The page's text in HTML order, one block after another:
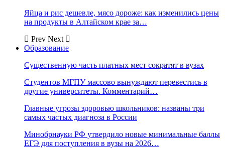
Яйца и рис дешевле, мясо дороже: как изменились цены
на продукты в Алтайском крае за…
Prev Next
Образование
Существенную часть платных мест сократят в вузах
Студентов МГПУ массово вынуждают перевестись в
другие университеты. Комментарий…
Главные угрозы здоровью школьников: названы три
самых частых диагноза в России
Минобрнауки РФ утвердило новые минимальные баллы
ЕГЭ для поступления в вузы на 2026…